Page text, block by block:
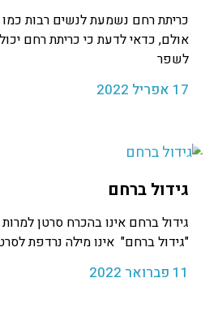
כריתת רחם נשמעת לנשים רבות
אולם, כדאי לדעת כי כריתת רחם
לשפר
17 אפריל 2022
גידול ברחם
גידול ברחם אינו בהכרח סרטן
"גידול ברחם" אינו מילה נרדפת
11 פברואר 2022